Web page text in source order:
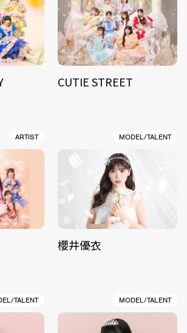
CUTIE STREET
ARTIST MODEL/TALENT
櫻井優衣
TALENT MODEL/TALENT